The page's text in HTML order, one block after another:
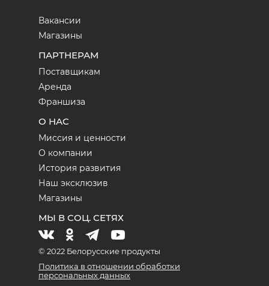
Вакансии
Магазины
ПАРТНЕРАМ
Поставщикам
Аренда
Франшиза
О НАС
Миссия и ценности
О компании
История развития
Наш эксклюзив
Магазины
МЫ В СОЦ. СЕТЯХ
© 2022 Белорусские продукты
Политика в отношении обработки
персональных данных